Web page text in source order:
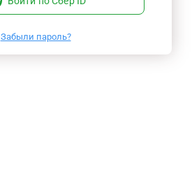
Забыли пароль?